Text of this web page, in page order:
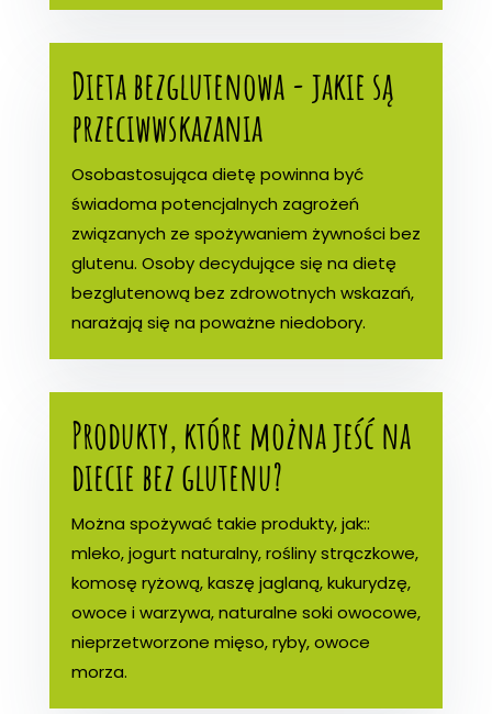
Dieta bezglutenowa - jakie są
przeciwwskazania
Osobastosująca dietę powinna być
świadoma potencjalnych zagrożeń
związanych ze spożywaniem żywności bez
glutenu. Osoby decydujące się na dietę
bezglutenową bez zdrowotnych wskazań,
narażają się na poważne niedobory.
Produkty, które można jeść na
diecie bez glutenu?
Można spożywać takie produkty, jak::
mleko, jogurt naturalny, rośliny strączkowe,
komosę ryżową, kaszę jaglaną, kukurydzę,
owoce i warzywa, naturalne soki owocowe,
nieprzetworzone mięso, ryby, owoce
morza.